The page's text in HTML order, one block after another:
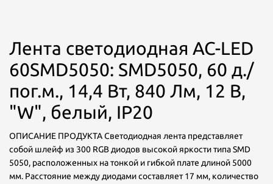
Лента светодиодная AC-LED
60SMD5050: SMD5050, 60 д./
пог.м., 14,4 Вт, 840 Лм, 12 В,
"W", белый, IP20
ОПИСАНИЕ ПРОДУКТА Светодиодная лента представляет
собой шлейф из 300 RGB диодов высокой яркости типа SMD
5050, расположенных на тонкой и гибкой плате длиной 5000
мм. Расстояние между диодами составляет 17 мм, количество